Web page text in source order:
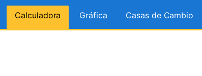
Calculadora Gráfica Casas de Cambio